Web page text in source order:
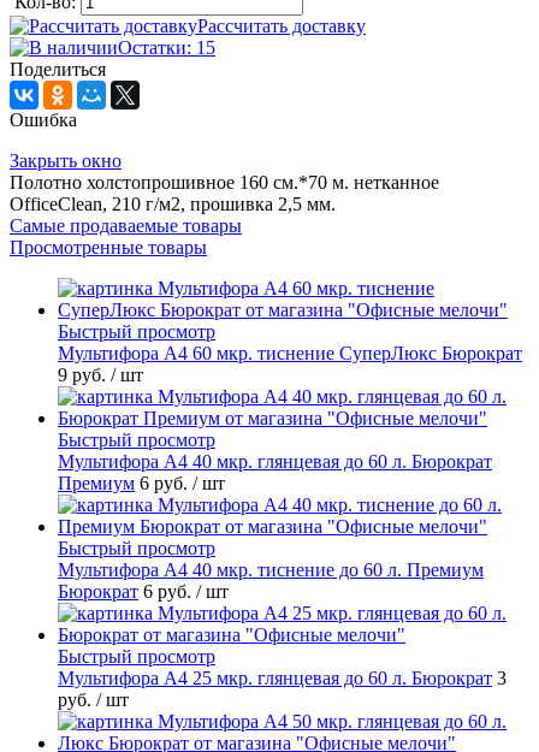
Рассчитать доставку
Остатки: 15
Поделиться
Ошибка
Закрыть окно
Полотно холстопрошивное 160 см.*70 м. нетканное
OfficeClean, 210 г/м2, прошивка 2,5 мм.
Самые продаваемые товары
Просмотренные товары
Быстрый просмотр
Мультифора А4 60 мкр. тиснение СуперЛюкс Бюрократ
9 руб. / шт
Быстрый просмотр
Мультифора А4 40 мкр. глянцевая до 60 л. Бюрократ
Премиум 6 руб. / шт
Быстрый просмотр
Мультифора А4 40 мкр. тиснение до 60 л. Премиум
Бюрократ 6 руб. / шт
Быстрый просмотр
Мультифора А4 25 мкр. глянцевая до 60 л. Бюрократ 3
руб. / шт